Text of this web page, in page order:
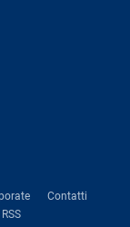
Contatti
RSS